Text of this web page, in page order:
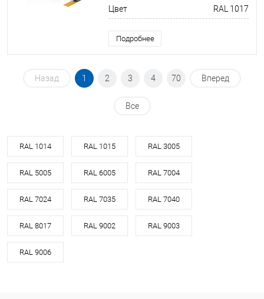
Цвет RAL 1017
Подробнее
Назад 1 2 3 4 70 Вперед
Все
RAL 1014 RAL 1015 RAL 3005
RAL 5005 RAL 6005 RAL 7004
RAL 7024 RAL 7035 RAL 7040
RAL 8017 RAL 9002 RAL 9003
RAL 9006